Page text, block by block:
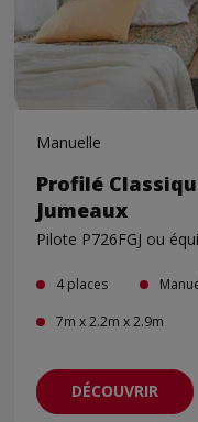
Manuelle
Profilé
Jumeaux
Pilote P726FGJ ou
4 places
7m x 2.2m x 2.9m
DÉCOUVRIR